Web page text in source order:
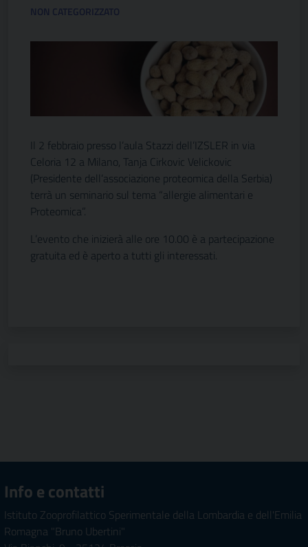
NON CATEGORIZZATO
Il 2 febbraio presso l’aula Stazzi dell’IZSLER in via
Celoria 12 a Milano, Tanja Cirkovic Velickovic
(Presidente dell’associazione proteomica della Serbia)
terrà un seminario sul tema “allergie alimentari e
Proteomica”.
L’evento che inizierà alle ore 10.00 è a partecipazione
gratuita ed è aperto a tutti gli interessati.
Info e contatti
Istituto Zooprofilattico Sperimentale della Lombardia e dell'Emilia
Romagna "Bruno Ubertini"